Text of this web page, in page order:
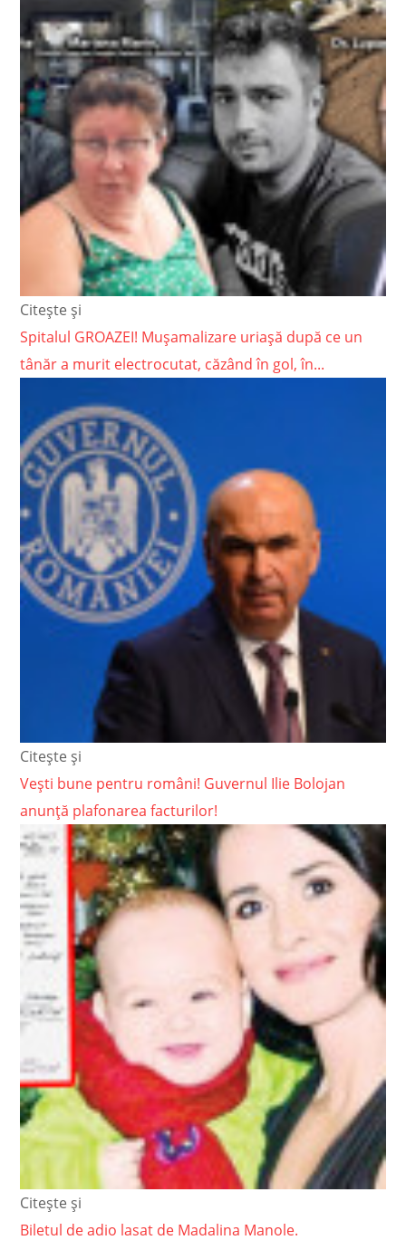
Citește și
Spitalul GROAZEI! Mușamalizare uriașă după ce un
tânăr a murit electrocutat, căzând în gol, în...
Citește și
Vești bune pentru români! Guvernul Ilie Bolojan
anunță plafonarea facturilor!
Citește și
Biletul de adio lasat de Madalina Manole.